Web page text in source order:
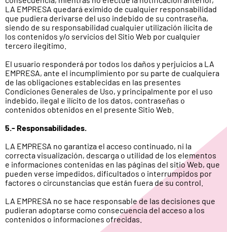
LA EMPRESA quedará eximido de cualquier responsabilidad
que pudiera derivarse del uso indebido de su contraseña,
siendo de su responsabilidad cualquier utilización ilícita de
los contenidos y/o servicios del Sitio Web por cualquier
tercero ilegítimo.
El usuario responderá por todos los daños y perjuicios a LA
EMPRESA, ante el incumplimiento por su parte de cualquiera
de las obligaciones establecidas en las presentes
Condiciones Generales de Uso, y principalmente por el uso
indebido, ilegal e ilícito de los datos, contraseñas o
contenidos obtenidos en el presente Sitio Web.
5.- Responsabilidades.
LA EMPRESA no garantiza el acceso continuado, ni la
correcta visualización, descarga o utilidad de los elementos
e informaciones contenidas en las páginas del sitio Web, que
pueden verse impedidos, dificultados o interrumpidos por
factores o circunstancias que están fuera de su control.
LA EMPRESA no se hace responsable de las decisiones que
pudieran adoptarse como consecuencia del acceso a los
contenidos o informaciones ofrecidas.